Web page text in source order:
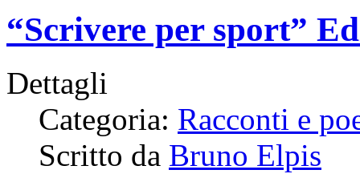
“Scrivere per sport”
Dettagli
Categoria: Racconti e
Scritto da Bruno Elpis